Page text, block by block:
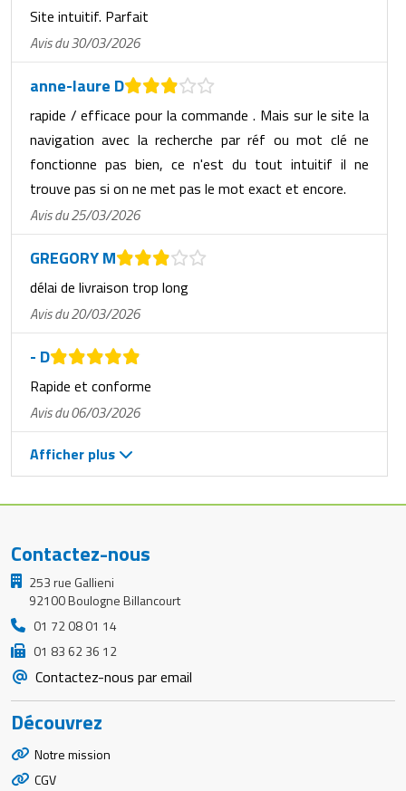
Site intuitif. Parfait
Avis du 30/03/2026
anne-laure D
rapide / efficace pour la commande . Mais sur le site la
navigation avec la recherche par réf ou mot clé ne
fonctionne pas bien, ce n'est du tout intuitif il ne
trouve pas si on ne met pas le mot exact et encore.
Avis du 25/03/2026
GREGORY M
délai de livraison trop long
Avis du 20/03/2026
- D
Rapide et conforme
Avis du 06/03/2026
Afficher plus
Contactez-nous
253 rue Gallieni
92100 Boulogne Billancourt
01 72 08 01 14
01 83 62 36 12
Contactez-nous par email
Découvrez
Notre mission
CGV